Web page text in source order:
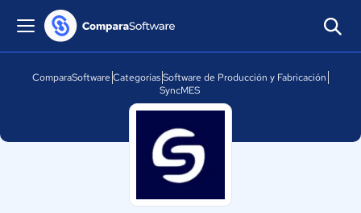
ComparaSoftware CategoríasSoftware de Producción y Fabricación
SyncMES